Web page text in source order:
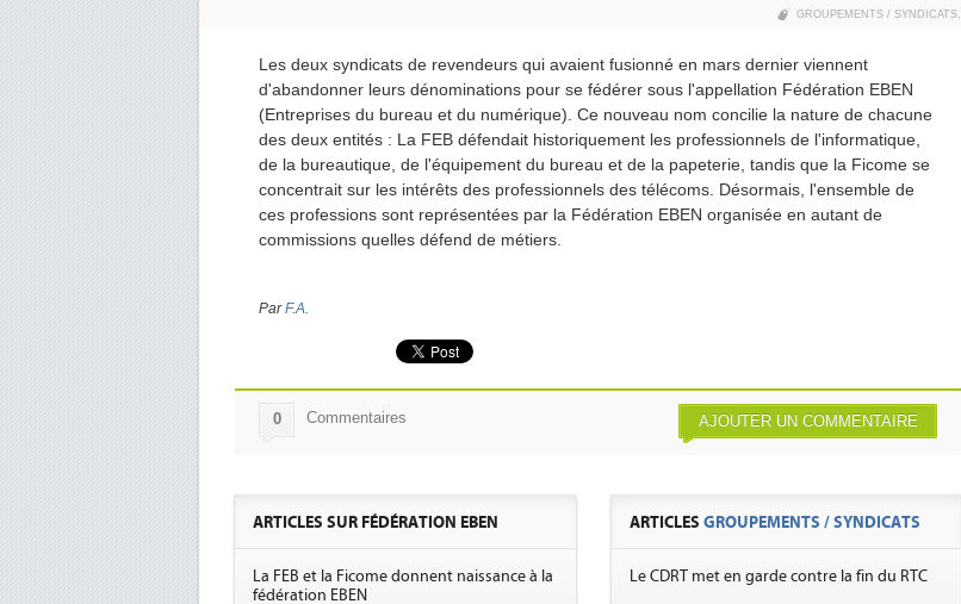
GROUPEMENTS / SYNDICATS,
Les deux syndicats de revendeurs qui avaient fusionné en mars dernier viennent
d'abandonner leurs dénominations pour se fédérer sous l'appellation Fédération EBEN
(Entreprises du bureau et du numérique). Ce nouveau nom concilie la nature de chacune
des deux entités : La FEB défendait historiquement les professionnels de l'informatique,
de la bureautique, de l'équipement du bureau et de la papeterie, tandis que la Ficome se
concentrait sur les intérêts des professionnels des télécoms. Désormais, l'ensemble de
ces professions sont représentées par la Fédération EBEN organisée en autant de
commissions quelles défend de métiers.
ParF.A.
AJOUTER UN COMMENTAIRE
0 Commentaires
ARTICLES SUR FÉDÉRATION EBEN
La FEB et la Ficome donnent naissance à la
fédération EBEN
ARTICLESGROUPEMENTS / SYNDICATS
Le CDRT met en garde contre la fin du RTC